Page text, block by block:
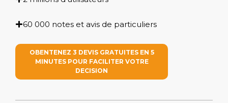
60 000 notes et avis de particuliers
OBENTENEZ 3 DEVIS GRATUITES EN 5
MINUTES POUR FACILITER VOTRE
DECISION